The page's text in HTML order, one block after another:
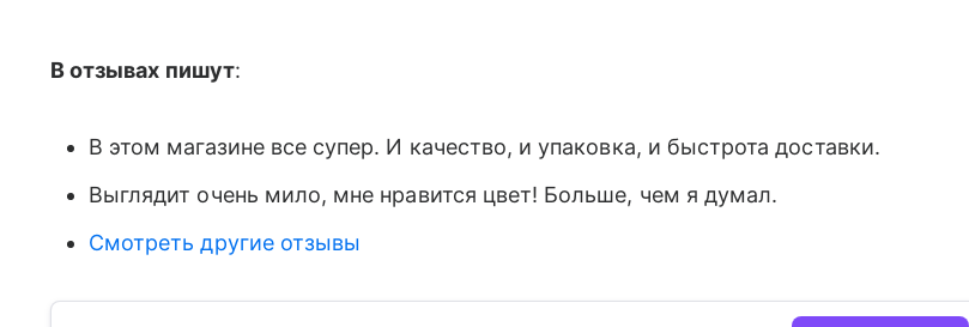
В отзывах пишут:
В этом магазине все супер. И качество, и упаковка, и быстрота доставки.
Выглядит очень мило, мне нравится цвет! Больше, чем я думал.
Смотреть другие отзывы